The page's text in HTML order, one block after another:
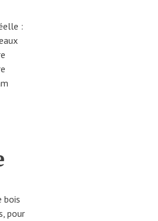
:
bois
pour